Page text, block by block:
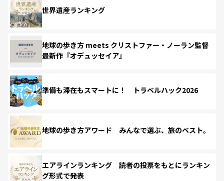
世界遺産ランキング
地球の歩き方 meets クリストファー・ノーラン監督
最新作『オデュッセイア』
準備も滞在もスマートに！ トラベルハック2026
地球の歩き方アワード みんなで選ぶ、旅のベスト。
エアラインランキング 読者の投票をもとにランキン
グ形式で発表